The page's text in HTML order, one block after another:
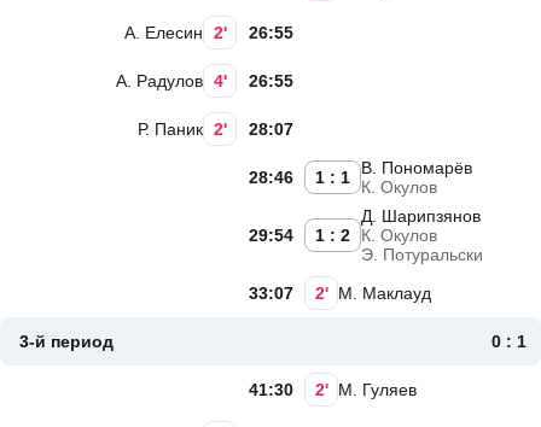
2'
А. Елесин 26:55
4'
А. Радулов 26:55
2'
Р. Паник 28:07
1 : 1
В. Пономарёв
К. Окулов
28:46
1 : 2
Д. Шарипзянов
К. Окулов
Э. Потуральски
29:54
2' М. Маклауд
33:07
3-й период 0 : 1
2' М. Гуляев
41:30